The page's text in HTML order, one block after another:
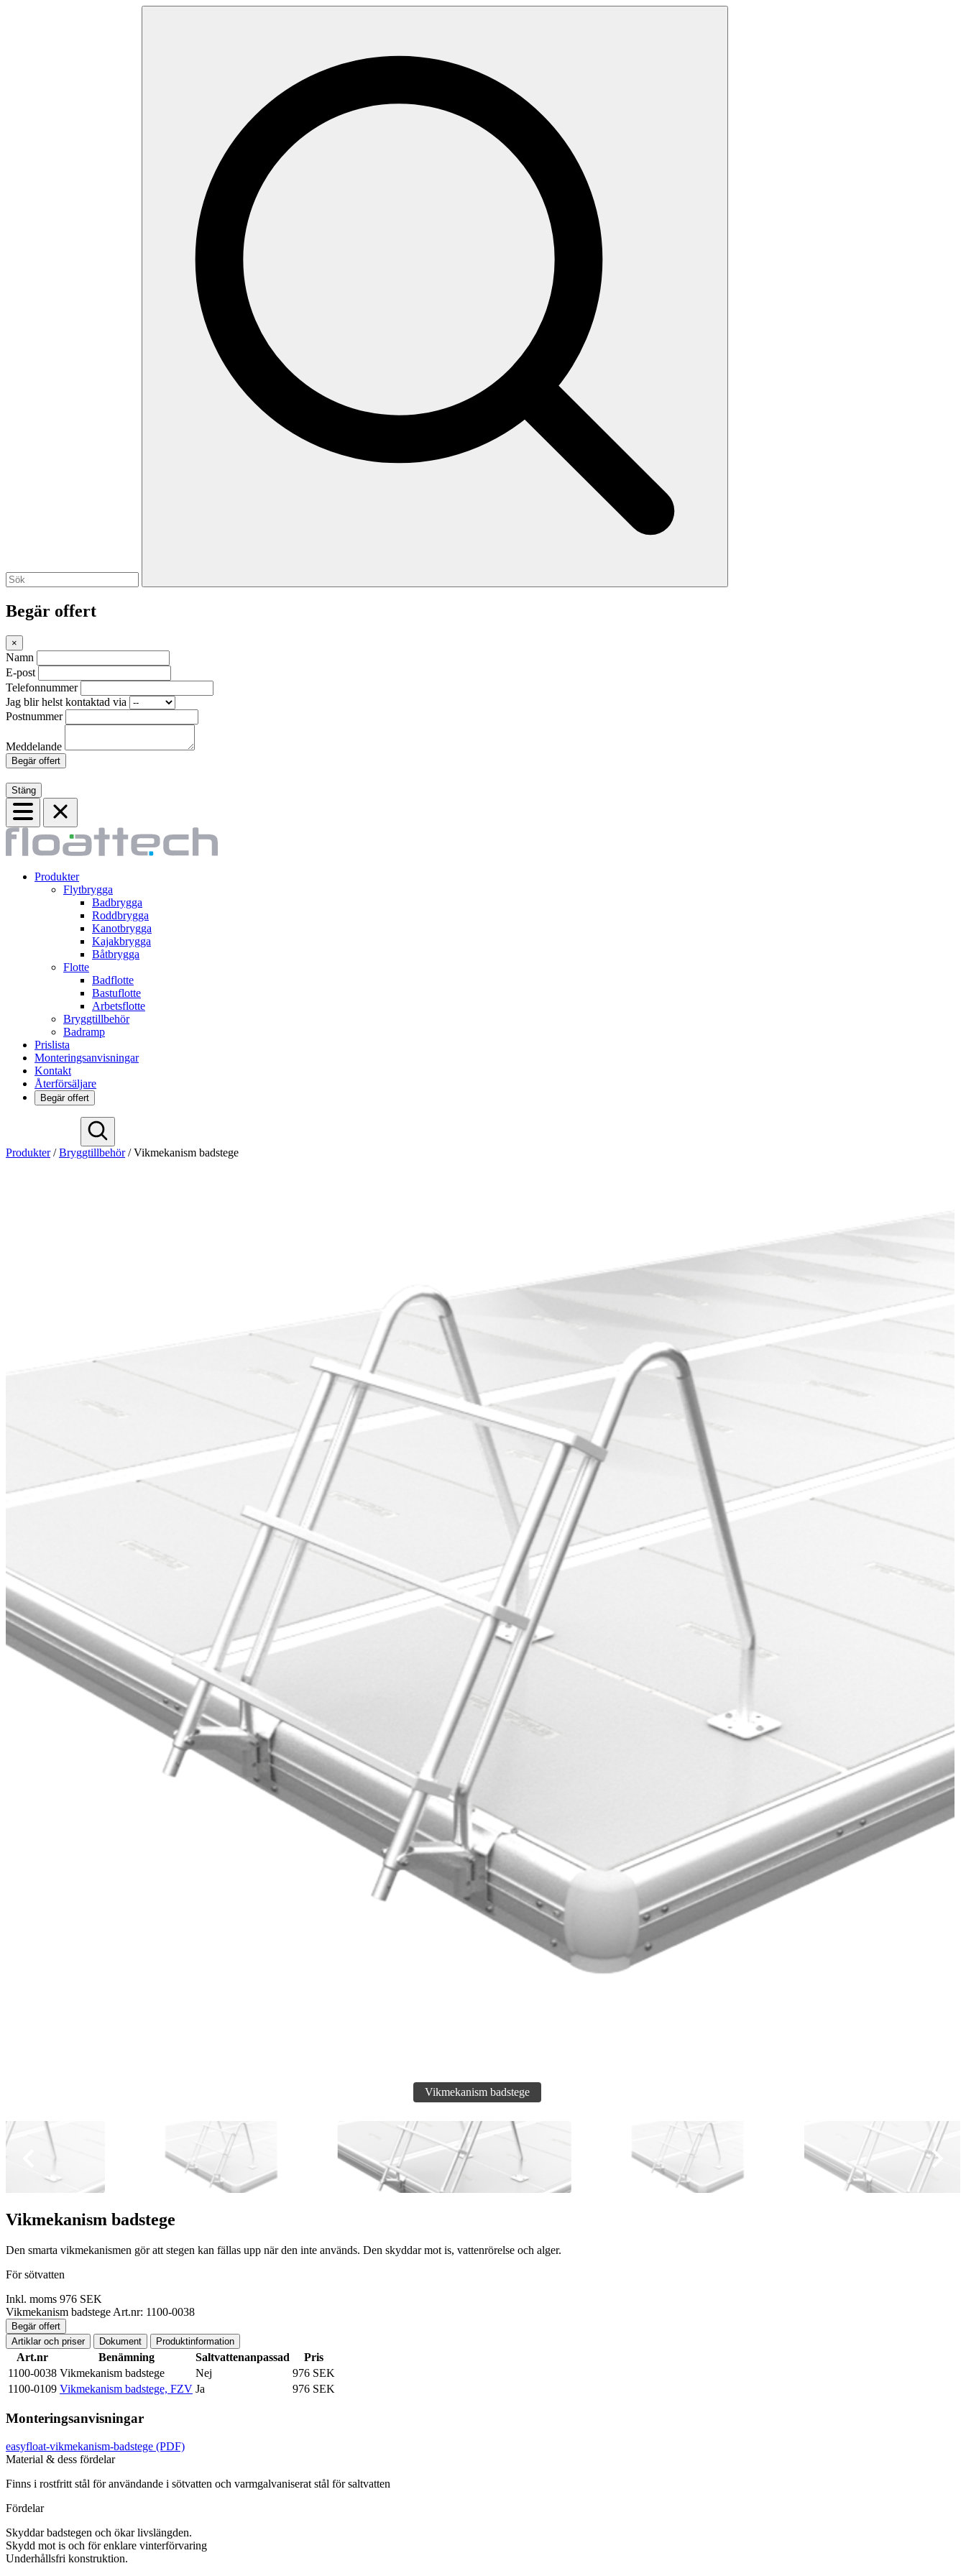
Begär offert
×
Namn
E-post
Telefonnummer
Jag blir helst kontaktad via
Postnummer
Meddelande
Begär offert
Stäng
Produkter
Flytbrygga
Badbrygga
Roddbrygga
Kanotbrygga
Kajakbrygga
Båtbrygga
Flotte
Badflotte
Bastuflotte
Arbetsflotte
Bryggtillbehör
Badramp
Prislista
Monteringsanvisningar
Kontakt
Återförsäljare
Begär offert
Deutsch
Produkter /Bryggtillbehör /Vikmekanism badstege
Vikmekanism badstege
Den smarta vikmekanismen gör att stegen kan fällas upp när den inte används. Den skyddar mot is, vattenrörelse och alger.
För sötvatten
Inkl. moms 976 SEK
Vikmekanism badstege Art.nr: 1100-0038
Begär offert
Artiklar och priser
Dokument Produktinformation
Art.nr Benämning Saltvattenanpassad
Pris
1100-0038 Vikmekanism badstege Nej
976 SEK
1100-0109 Vikmekanism badstege, FZV Ja 976 SEK
Monteringsanvisningar
easyfloat-vikmekanism-badstege (PDF)
Material & dess fördelar
Finns i rostfritt stål för användande i sötvatten och varmgalvaniserat stål för saltvatten
Fördelar
Skyddar badstegen och ökar livslängden.
Skydd mot is och för enklare vinterförvaring
Underhållsfri konstruktion.